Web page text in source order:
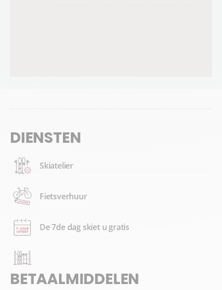
DIENSTEN
Skiatelier
Fietsverhuur
De 7de dag skiet u gratis
BETAALMIDDELEN